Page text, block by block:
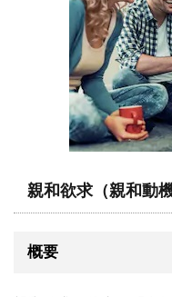
親和欲求（親和動
概要